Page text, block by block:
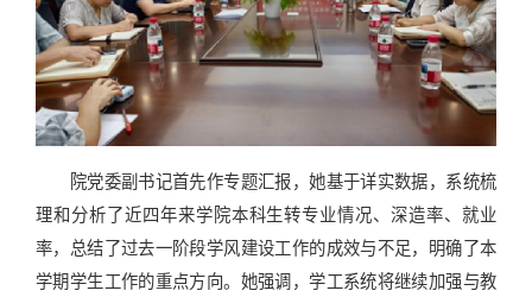
院党委副书记首先作专题汇报，她基于详实数据，系统梳
理和分析了近四年来学院本科生转专业情况、深造率、就业
率，总结了过去一阶段学风建设工作的成效与不足，明确了本
学期学生工作的重点方向。她强调，学工系统将继续加强与教